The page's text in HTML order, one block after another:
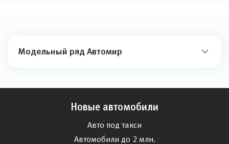
Модельный ряд Автомир
Новые автомобили
Авто под такси
Автомобили до 2 млн.